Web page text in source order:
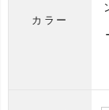
カラー